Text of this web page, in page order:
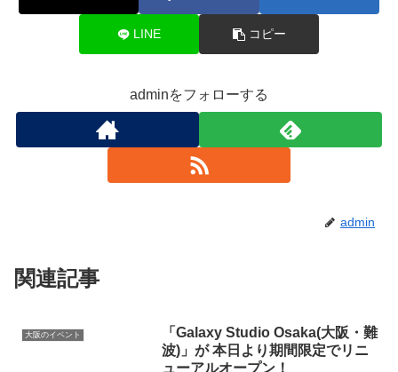
LINE コピー
adminをフォローする
admin
関連記事
大阪のイベント 「Galaxy Studio Osaka(大阪 ・難
波)」が 本日より期間限定でリニ
ューアルオープン！